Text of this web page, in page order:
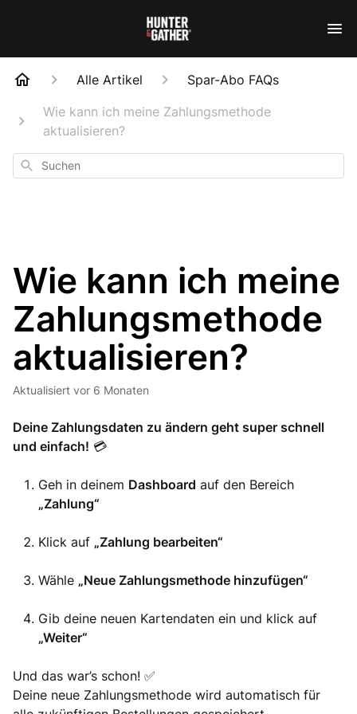
Alle Artikel
Spar-Abo FAQs
Wie kann ich meine Zahlungsmethode
aktualisieren?
Suchen
Wie kann ich meine
Zahlungsmethode
aktualisieren?
Aktualisiert vor 6 Monaten
Deine Zahlungsdaten zu ändern geht super schnell
und einfach! 💳
Geh in deinem Dashboard auf den Bereich
„Zahlung“
Klick auf „Zahlung bearbeiten“
Wähle „Neue Zahlungsmethode hinzufügen“
Gib deine neuen Kartendaten ein und klick auf
„Weiter“
Und das war’s schon! ✅
Deine neue Zahlungsmethode wird automatisch für